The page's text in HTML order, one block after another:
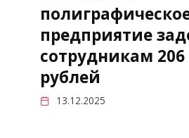
предприятие
сотрудникам 206
рублей
13.12.2025